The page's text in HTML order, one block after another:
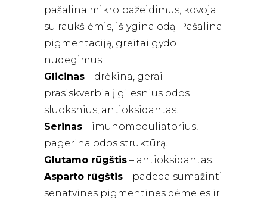
pašalina mikro pažeidimus, kovoja
su raukšlėmis, išlygina odą. Pašalina
pigmentaciją, greitai gydo
nudegimus.
Glicinas – drėkina, gerai
prasiskverbia į gilesnius odos
sluoksnius, antioksidantas.
Serinas – imunomoduliatorius,
pagerina odos struktūrą.
Glutamo rūgštis – antioksidantas.
Asparto rūgštis – padeda sumažinti
senatvines pigmentines dėmeles ir